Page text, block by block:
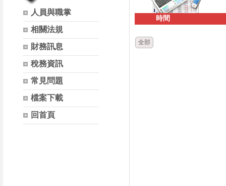
人員與職掌
相關法規
財務訊息
稅務資訊
常見問題
檔案下載
回首頁
時間
全部